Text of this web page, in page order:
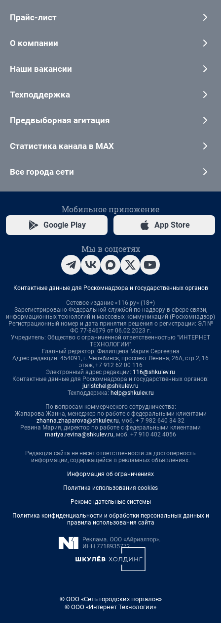
Прайс-лист
О компании
Наши вакансии
Техподдержка
Предвыборная агитация
Статистика канала в MAX
Все города сети
Мобильное приложение
Google Play App Store
Мы в соцсетях
Контактные данные для Роскомнадзора и государственных органов
Сетевое издание «116.ру» (18+)
Зарегистрировано Федеральной службой по надзору в сфере связи,
информационных технологий и массовых коммуникаций (Роскомнадзор)
Регистрационный номер и дата принятия решения о регистрации: ЭЛ №
ФС 77-84679 от 06.02.2023 г.
Учредитель: Общество с ограниченной ответственностью "ИНТЕРНЕТ
ТЕХНОЛОГИИ"
Главный редактор: Филипцева Мария Сергеевна
Адрес редакции: 454091, г. Челябинск, проспект Ленина, 26А, стр.2, 16
этаж, +7 912 62 00 116
Электронный адрес редакции: 116@shkulev.ru
Контактные данные для Роскомнадзора и государственных органов:
juristchel@shkulev.ru
Техподдержка: help@shkulev.ru
По вопросам коммерческого сотрудничества:
Жапарова Жанна, менеджер по работе с федеральными клиентами
zhanna.zhaparova@shkulev.ru, моб. + 7 982 640 34 32
Ревина Мария, директор по работе с федеральными клиентами
mariya.revina@shkulev.ru, моб. +7 910 402 4056
Редакция сайта не несет ответственности за достоверность
информации, содержащейся в рекламных объявлениях.
Информация об ограничениях
Политика использования cookies
Рекомендательные системы
Политика конфиденциальности и обработки персональных данных и
правила использования сайта
© ООО «Сеть городских порталов»
© ООО «Интернет Технологии»